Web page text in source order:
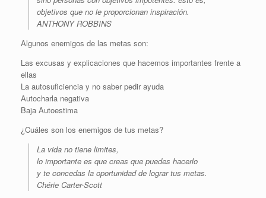
objetivos que no le proporcionan inspiración.
ANTHONY ROBBINS
Algunos enemigos de las metas son:
Las excusas y explicaciones que hacemos importantes frente a
ellas
La autosuficiencia y no saber pedir ayuda
Autocharla negativa
Baja Autoestima
¿Cuáles son los enemigos de tus metas?
La vida no tiene limites,
lo importante es que creas que puedes hacerlo
y te concedas la oportunidad de lograr tus metas.
Chérie Carter-Scott